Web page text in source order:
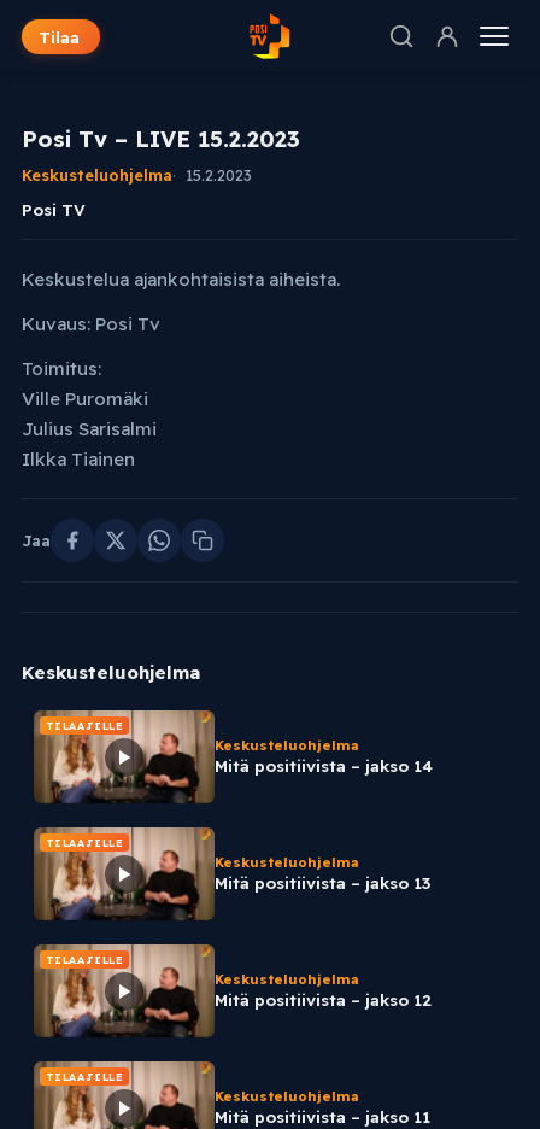
Tilaa
Posi Tv – LIVE 15.2.2023
Keskusteluohjelma 15.2.2023
Posi TV
Keskustelua ajankohtaisista aiheista.
Kuvaus: Posi Tv
Toimitus:
Ville Puromäki
Julius Sarisalmi
Ilkka Tiainen
Jaa
Keskusteluohjelma
TILAAJILLE
Keskusteluohjelma
Mitä positiivista – jakso 14
TILAAJILLE
Keskusteluohjelma
Mitä positiivista – jakso 13
TILAAJILLE
Keskusteluohjelma
Mitä positiivista – jakso 12
TILAAJILLE
Keskusteluohjelma
Mitä positiivista – jakso 11